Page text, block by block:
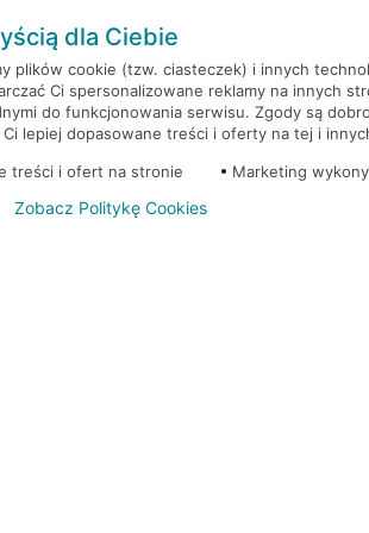
NOTA PRAWNA
dla Ciebie
plików cookie (tzw. ciasteczek) i innych
Ci spersonalizowane reklamy na innych
do funkcjonowania serwisu. Zgody są
lepiej dopasowane treści i oferty na tej i
treści i ofert na stronie Marketing
Zobacz Politykę Cookies